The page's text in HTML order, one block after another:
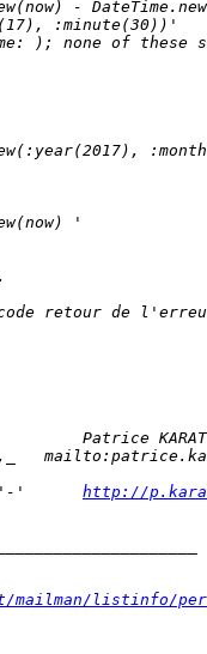
`'-'
http://
mailman/listinfo/